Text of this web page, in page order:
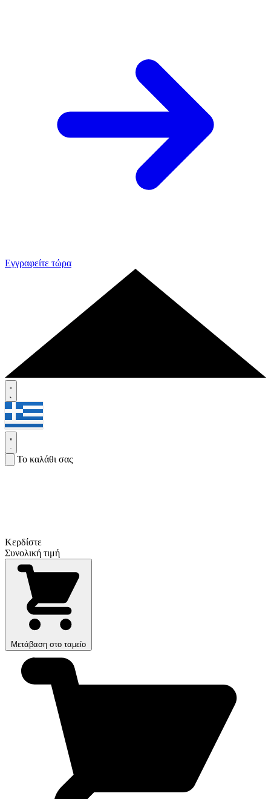
Εγγραφείτε τώρα
Το καλάθι σας
Κερδίστε
Συνολική τιμή
Μετάβαση στο ταμείο